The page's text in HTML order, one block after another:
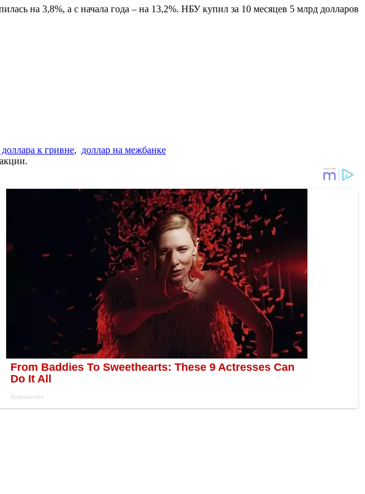
на 3,8%, а с начала года – на 13,2%. НБУ купил за 10 месяцев 5 млрд долларов
доллара к гривне, доллар на межбанке